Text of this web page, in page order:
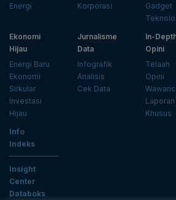
Energi
Korporasi
Gadget
Ekonomi
Hijau
Energi Baru
Ekonomi
Sirkular
Investasi
Hijau
Jurnalisme
Data
Infografik
Analisis
Cek Data
In-
Opini
Telaah
Opini
Laporan
Khusus
Info
Indeks
Insight
Center
Databoks